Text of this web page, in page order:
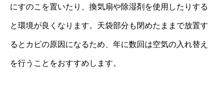
にすのこを置いたり、換気扇や除湿剤を使用したりする
と環境が良くなります。天袋部分も閉めたままで放置す
るとカビの原因になるため、年に数回は空気の入れ替え
を行うことをおすすめします。